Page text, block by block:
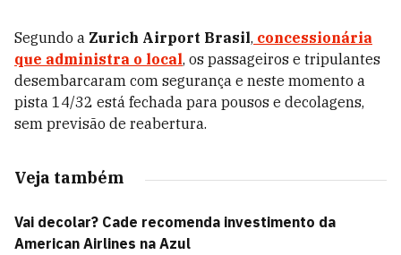
Segundo a Zurich Airport Brasil, concessionária
que administra o local, os passageiros e tripulantes
desembarcaram com segurança e neste momento a
pista 14/32 está fechada para pousos e decolagens,
sem previsão de reabertura.
Veja também
Vai decolar? Cade recomenda investimento da
American Airlines na Azul